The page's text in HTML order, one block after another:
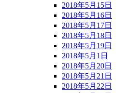
2018年5月15日
2018年5月16日
2018年5月17日
2018年5月18日
2018年5月19日
2018年5月1日
2018年5月20日
2018年5月21日
2018年5月22日